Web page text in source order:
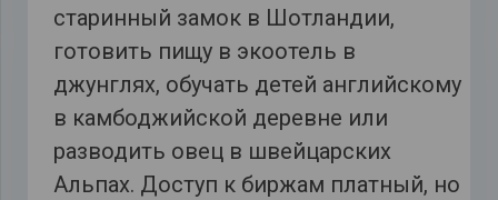
старинный замок в Шотландии,
готовить пищу в экоотель в
джунглях, обучать детей английскому
в камбоджийской деревне или
разводить овец в швейцарских
Альпах. Доступ к биржам платный, но